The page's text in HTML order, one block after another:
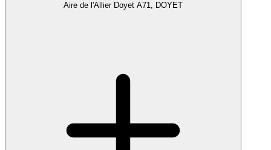
Aire de l'Allier Doyet A71, DOYET